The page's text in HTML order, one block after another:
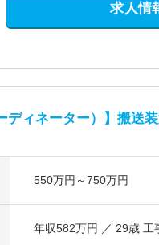
求人情
ディネーター）】搬送
550万円～750万円
年収582万円 ／ 29歳 工